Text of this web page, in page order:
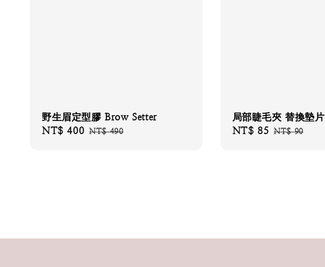
野生眉定型膠 Brow Setter
Sale
NT$ 400 Regular
NT$ 490
局部睫毛夾 替換墊片
Sale
NT$ 85 Regular
NT$ 90